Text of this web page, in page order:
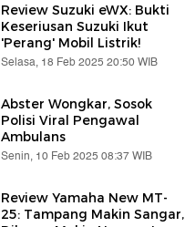
Review Suzuki eWX: Bukti
Keseriusan Suzuki Ikut
'Perang' Mobil Listrik!
Selasa, 18 Feb 2025 20:50 WIB
Abster Wongkar, Sosok
Polisi Viral Pengawal
Ambulans
Senin, 10 Feb 2025 08:37 WIB
Review Yamaha New MT-
25: Tampang Makin Sangar,